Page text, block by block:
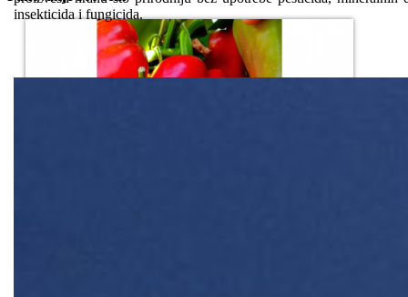
insekticida i fungicida.